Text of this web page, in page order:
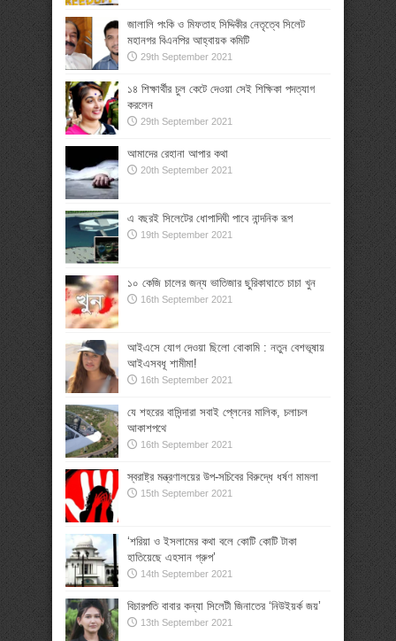
জালালি পংকি ও মিফতাহ সিদ্দিকীর নেতৃত্বে সিলেট
মহানগর বিএনপির আহ্বায়ক কমিটি
29th September 2021
১৪ শিক্ষার্থীর চুল কেটে দেওয়া সেই শিক্ষিকা পদত্যাগ
করলেন
29th September 2021
আমাদের রেহানা আপার কথা
20th September 2021
এ বছরই সিলেটের ধোপাদিঘী পাবে নান্দনিক রূপ
19th September 2021
১০ কেজি চালের জন্য ভাতিজার ছুরিকাঘাতে চাচা খুন
16th September 2021
আইএসে যোগ দেওয়া ছিলো বোকামি : নতুন বেশভূষায়
আইএসবধূ শামীমা!
16th September 2021
যে শহরের বাসিন্দারা সবাই প্লেনের মালিক, চলাচল
আকাশপথে
16th September 2021
স্বরাষ্ট্র মন্ত্রণালয়ের উপ-সচিবের বিরুদ্ধে ধর্ষণ মামলা
15th September 2021
‘শরিয়া ও ইসলামের কথা বলে কোটি কোটি টাকা
হাতিয়েছে এহসান গ্রুপ’
14th September 2021
বিচারপতি বাবার কন্যা সিলেটী জিনাতের ‘নিউইয়র্ক জয়’
13th September 2021